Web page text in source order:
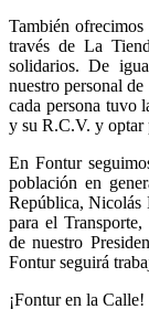
También
través de La
solidarios. De
nuestro personal
cada persona tuvo
y su R.C.V. y optar
En Fontur
población en
República, Nicolás
para el
de nuestro
Fontur seguirá
¡Fontur en la Calle!